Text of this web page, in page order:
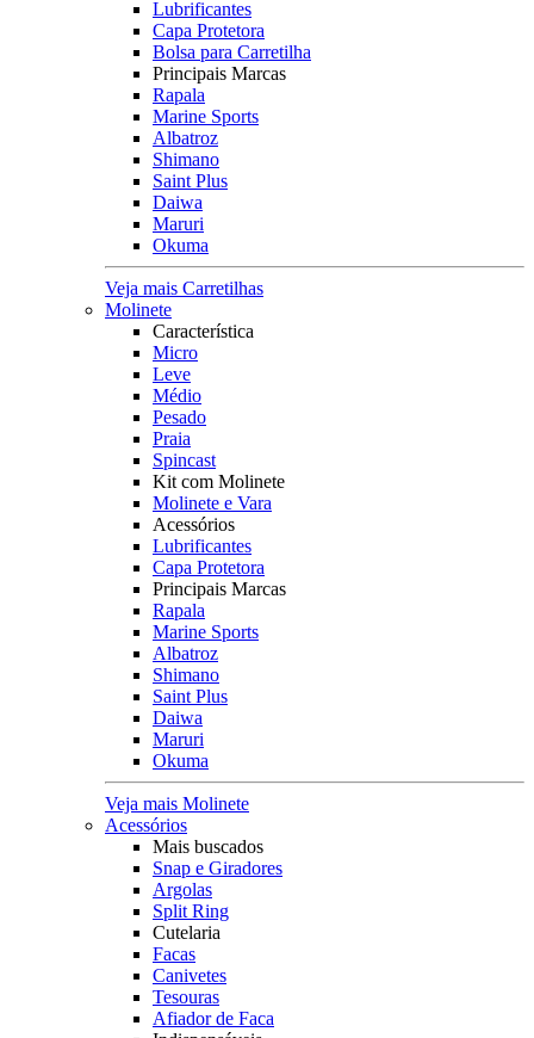
Lubrificantes
Capa Protetora
Bolsa para Carretilha
Principais Marcas
Rapala
Marine Sports
Albatroz
Shimano
Saint Plus
Daiwa
Maruri
Okuma
Veja mais Carretilhas
Molinete
Característica
Micro
Leve
Médio
Pesado
Praia
Spincast
Kit com Molinete
Molinete e Vara
Acessórios
Lubrificantes
Capa Protetora
Principais Marcas
Rapala
Marine Sports
Albatroz
Shimano
Saint Plus
Daiwa
Maruri
Okuma
Veja mais Molinete
Acessórios
Mais buscados
Snap e Giradores
Argolas
Split Ring
Cutelaria
Facas
Canivetes
Tesouras
Afiador de Faca